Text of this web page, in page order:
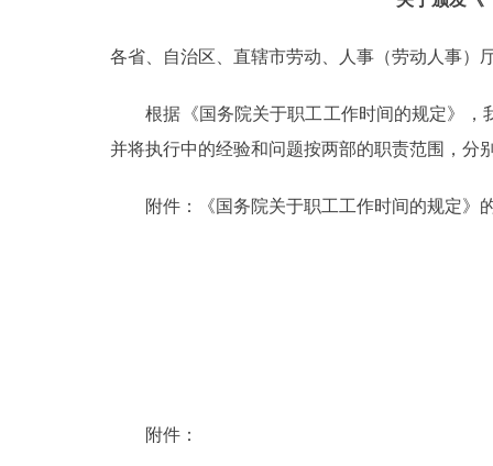
各省、自治区、直辖市劳动、人事（劳动人事）
根据《国务院关于职工工作时间的规定》，
并将执行中的经验和问题按两部的职责范围，分
附件：《国务院关于职工工作时间的规定》
附件：